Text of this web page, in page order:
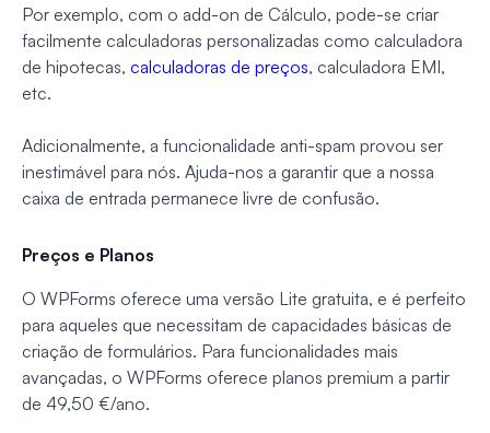
Por exemplo, com o add-on de Cálculo, pode-se criar
facilmente calculadoras personalizadas como calculadora
de hipotecas, calculadoras de preços, calculadora EMI,
etc.
Adicionalmente, a funcionalidade anti-spam provou ser
inestimável para nós. Ajuda-nos a garantir que a nossa
caixa de entrada permanece livre de confusão.
Preços e Planos
O WPForms oferece uma versão Lite gratuita, e é perfeito
para aqueles que necessitam de capacidades básicas de
criação de formulários. Para funcionalidades mais
avançadas, o WPForms oferece planos premium a partir
de 49,50 €/ano.